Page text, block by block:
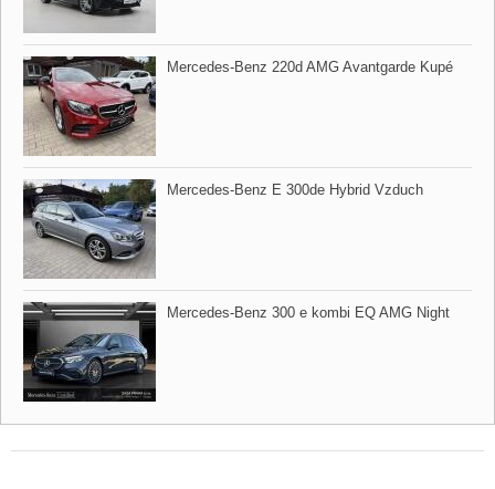
Mercedes​-Benz 220d AMG Avantgarde Kupé
Mercedes​-Benz E 300de Hybrid Vzduch
Mercedes​-Benz 300 e kombi EQ AMG Night